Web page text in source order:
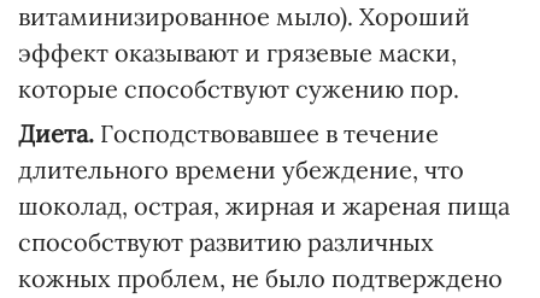
витаминизированное мыло). Хороший
эффект оказывают и грязевые маски,
которые способствуют сужению пор.
Диета. Господствовавшее в течение
длительного времени убеждение, что
шоколад, острая, жирная и жареная пища
способствуют развитию различных
кожных проблем, не было подтверждено